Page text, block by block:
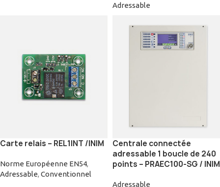
Adressable
Carte relais – REL1INT /INIM
Norme Européenne EN54,
Adressable, Conventionnel
Centrale connectée
adressable 1 boucle de 240
points – PRAEC100-SG / INIM
Adressable